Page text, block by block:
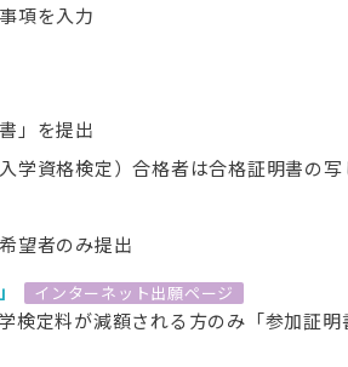
項を入力
」を提出
学資格検定）合格者は合格証明書の
望者のみ提出
インターネット出願ページ
検定料が減額される方のみ「参加証